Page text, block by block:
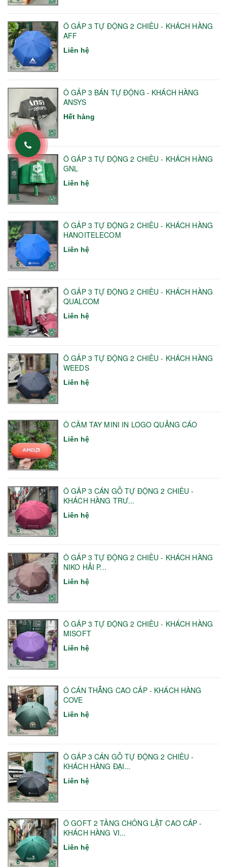
Ô GẤP 3 TỰ ĐỘNG 2 CHIỀU - KHÁCH HÀNG
AFF
Liên hệ
Ô GẤP 3 BÁN TỰ ĐỘNG - KHÁCH HÀNG
ANSYS
Hết hàng
Ô GẤP 3 TỰ ĐỘNG 2 CHIỀU - KHÁCH HÀNG
GNL
Liên hệ
Ô GẤP 3 TỰ ĐỘNG 2 CHIỀU - KHÁCH HÀNG
HANOITELECOM
Liên hệ
Ô GẤP 3 TỰ ĐỘNG 2 CHIỀU - KHÁCH HÀNG
QUALCOM
Liên hệ
Ô GẤP 3 TỰ ĐỘNG 2 CHIỀU - KHÁCH HÀNG
WEEDS
Liên hệ
Ô CẦM TAY MINI IN LOGO QUẢNG CÁO
Liên hệ
Ô GẤP 3 CÁN GỖ TỰ ĐỘNG 2 CHIỀU -
KHÁCH HÀNG TRƯ...
Liên hệ
Ô GẤP 3 TỰ ĐỘNG 2 CHIỀU - KHÁCH HÀNG
NIKO HẢI P...
Liên hệ
Ô GẤP 3 TỰ ĐỘNG 2 CHIỀU - KHÁCH HÀNG
MISOFT
Liên hệ
Ô CÁN THẲNG CAO CẤP - KHÁCH HÀNG
COVE
Liên hệ
Ô GẤP 3 CÁN GỖ TỰ ĐỘNG 2 CHIỀU -
KHÁCH HÀNG ĐẠI...
Liên hệ
Ô GOFT 2 TẦNG CHỐNG LẬT CAO CẤP -
KHÁCH HÀNG VI...
Liên hệ